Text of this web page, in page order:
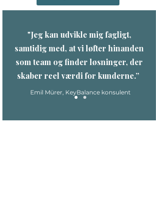
"Jeg kan udvikle mig fagligt,
samtidig med, at vi løfter hinanden
som team og finder løsninger, der
skaber reel værdi for kunderne.”
Emil Mürer, KeyBalance konsulent